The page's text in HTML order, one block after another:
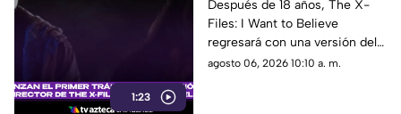
1:23
versión del director
con un enfoque más
oscuro
Después de 18 años, The X-
Files: I Want to Believe
regresará con una versión del
director que promete mostrar
agosto 06, 2026 10:10 a. m.